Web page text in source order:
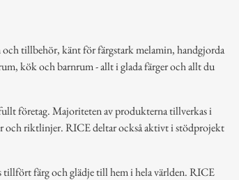
tillbehör, känt för färgstark melamin, handgjorda
kök och barnrum - allt i glada färger och allt du
företag. Majoriteten av produkterna tillverkas i
och riktlinjer. RICE deltar också aktivt i stödprojekt
tillfört färg och glädje till hem i hela världen. RICE